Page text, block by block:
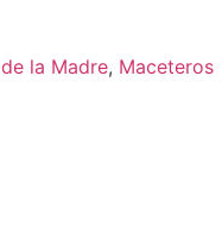
la Madre, Maceteros